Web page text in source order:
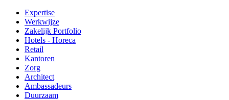
Expertise
Werkwijze
Zakelijk Portfolio
Hotels - Horeca
Retail
Kantoren
Zorg
Architect
Ambassadeurs
Duurzaam